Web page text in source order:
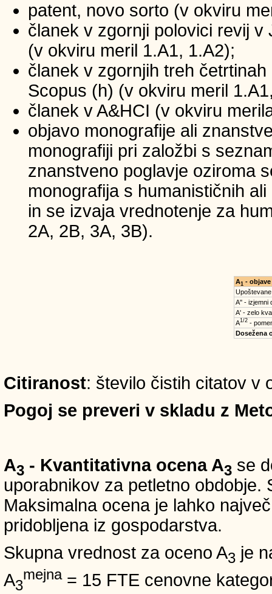
patent, novo sorto (v okviru
članek v zgornji polovici revij
(v okviru meril 1.A1, 1.A2);
članek v zgornjih treh
Scopus (h) (v okviru meril
članek v A&HCI (v okviru
objavo monografije ali
monografiji pri založbi s
znanstveno poglavje oziroma
monografija s humanističnih
in se izvaja vrednotenje za
2A, 2B, 3A, 3B).
A1 - objave
A'' - izjemni
A' - zelo
A1/2-
Dosežena
Citiranost: število čistih citatov v
Pogoj se preveri v skladu z
A3 - Kvantitativna ocena A3 se
uporabnikov za petletno obdobje.
Maksimalna ocena je lahko
pridobljena iz gospodarstva.
Skupna vrednost za oceno A3 je
A3
mejna= 15 FTE cenovne